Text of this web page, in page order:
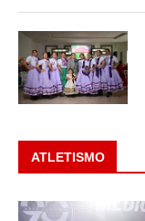
ATLETISMO